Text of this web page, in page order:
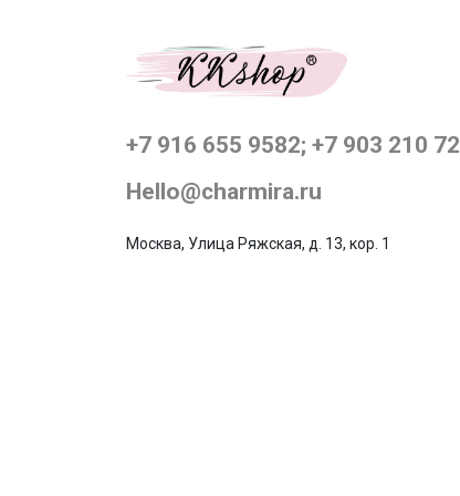
+7 916 655 9582; +7 903 210
Hello@charmira.ru
Москва, Улица Ряжская, д. 13, кор. 1